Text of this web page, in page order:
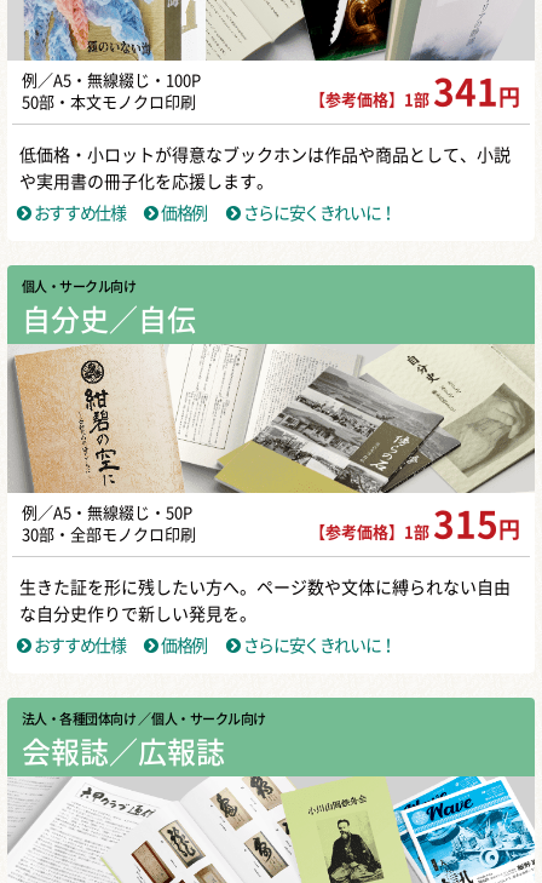
例／A5・無線綴じ・100P
50部・本文モノクロ印刷
【参考価格】1部 341 円
低価格・小ロットが得意なブックホンは作品や商品として、小説
や実用書の冊子化を応援します。
おすすめ仕様
価格例 さらに安くきれいに！
個人・サークル向け
自分史／自伝
例／A5・無線綴じ・50P
30部・全部モノクロ印刷
【参考価格】1部 315 円
生きた証を形に残したい方へ。ページ数や文体に縛られない自由
な自分史作りで新しい発見を。
おすすめ仕様
価格例 さらに安くきれいに！
法人・各種団体向け ／ 個人・サークル向け
会報誌／広報誌